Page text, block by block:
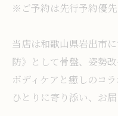
※ご予約は先行予約優先
当店は和歌山県岩出市
防》として骨盤、姿勢
ボディケアと癒しのコ
ひとりに寄り添い、お